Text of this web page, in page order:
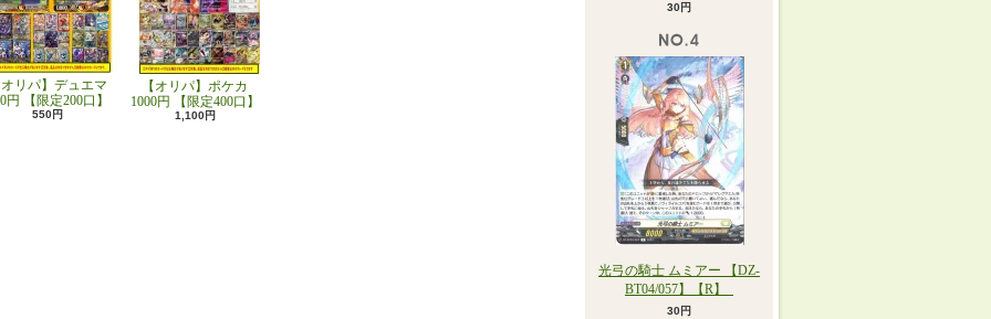
リパ】デュエマ
円 【限定200口】
550円
【オリパ】ポケカ
1000円 【限定400口】
1,100円
30円
光弓の騎士 ムミアー 【DZ-
BT04/057】【R】_
30円